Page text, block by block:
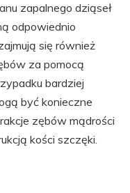
zapalnego dziąseł
odpowiednio
się również
za pomocą
bardziej
być konieczne
zębów mądrości
kości szczęki.